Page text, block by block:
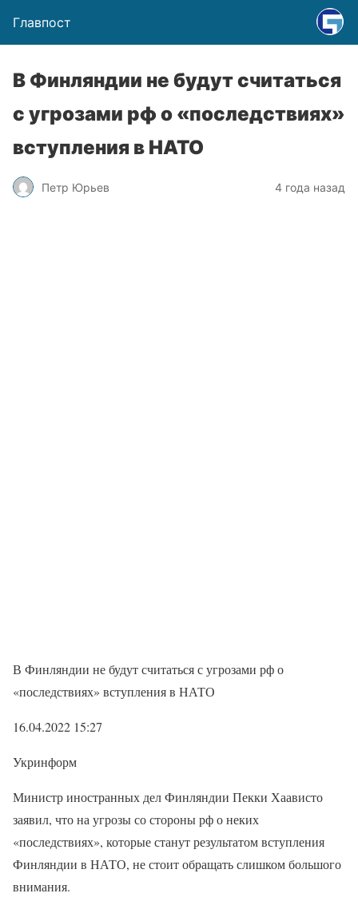
Главпост
В Финляндии не будут считаться
с угрозами рф о «последствиях»
вступления в НАТО
Петр Юрьев 4 года назад
В Финляндии не будут считаться с угрозами рф о
«последствиях» вступления в НАТО
16.04.2022 15:27
Укринформ
Министр иностранных дел Финляндии Пекки Хаависто
заявил, что на угрозы со стороны рф о неких
«последствиях», которые станут результатом вступления
Финляндии в НАТО, не стоит обращать слишком большого
внимания.